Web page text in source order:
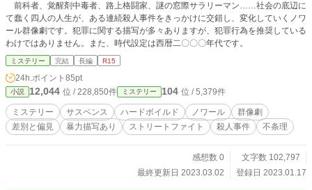
前科者、覚醒剤中毒者、路上格闘家、謎の窓際サラリーマン……社会の底辺に
て蠢く四人の人生が、ある連続殺人事件をきっかけに交錯し、変化していくノワ
ール群像劇です。犯罪に関する描写が多々ありますが、犯罪行為を推奨している
わけではありません。また、時代設定は西暦二〇〇〇年代です。
ミステリー 完結 長編 R15
24h.ポイント 85pt
小説 12,044 位 / 228,850件 ミステリー 104 位 / 5,379件
ミステリー サスペンス ハードボイルド ノワール
群像劇
差別と偏見
暴力描写あり ストリートファイト 殺人事件 不条理
感想数 0
文字数 102,797
最終更新日 2023.03.02
登録日 2023.01.17